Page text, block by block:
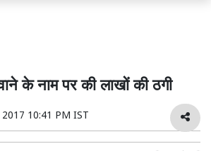
के नाम पर की लाखों की ठगी
2017 10:41 PM IST